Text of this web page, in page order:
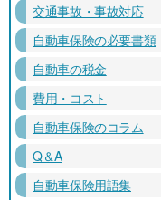
交通事故・事故対応
自動車保険の必要書類
自動車の税金
費用・コスト
自動車保険のコラム
Q＆A
自動車保険用語集